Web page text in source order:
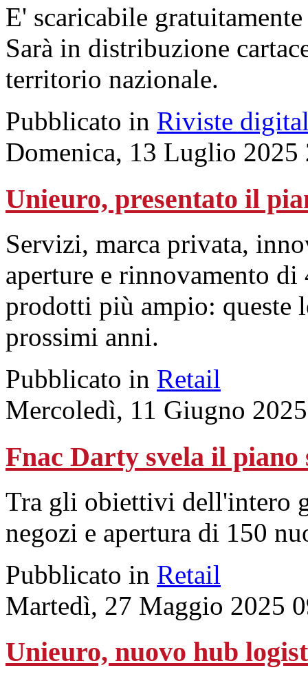
E' scaricabile
Sarà in distribuzione
territorio nazionale.
Pubblicato in Riviste
Domenica, 13 Luglio 2025
Unieuro, presentato il
Servizi, marca privata,
aperture e rinnovamento
prodotti più ampio:
prossimi anni.
Pubblicato in Retail
Mercoledì, 11 Giugno
Fnac Darty svela il piano
Tra gli obiettivi dell'intero
negozi e apertura di 150
Pubblicato in Retail
Martedì, 27 Maggio 2025
Unieuro, nuovo hub